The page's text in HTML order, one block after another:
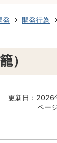
発 開発行為
）
更新日：2026
ペー